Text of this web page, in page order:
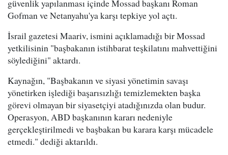
güvenlik yapılanması içinde Mossad başkanı Roman
Gofman ve Netanyahu'ya karşı tepkiye yol açtı.
İsrail gazetesi Maariv, ismini açıklamadığı bir Mossad
yetkilisinin "başbakanın istihbarat teşkilatını mahvettiğini
söylediğini" aktardı.
Kaynağın, "Başbakanın ve siyasi yönetimin savaşı
yönetirken işlediği başarısızlığı temizlemekten başka
görevi olmayan bir siyasetçiyi atadığınızda olan budur.
Operasyon, ABD başkanının kararı nedeniyle
gerçekleştirilmedi ve başbakan bu karara karşı mücadele
etmedi." dediği aktarıldı.